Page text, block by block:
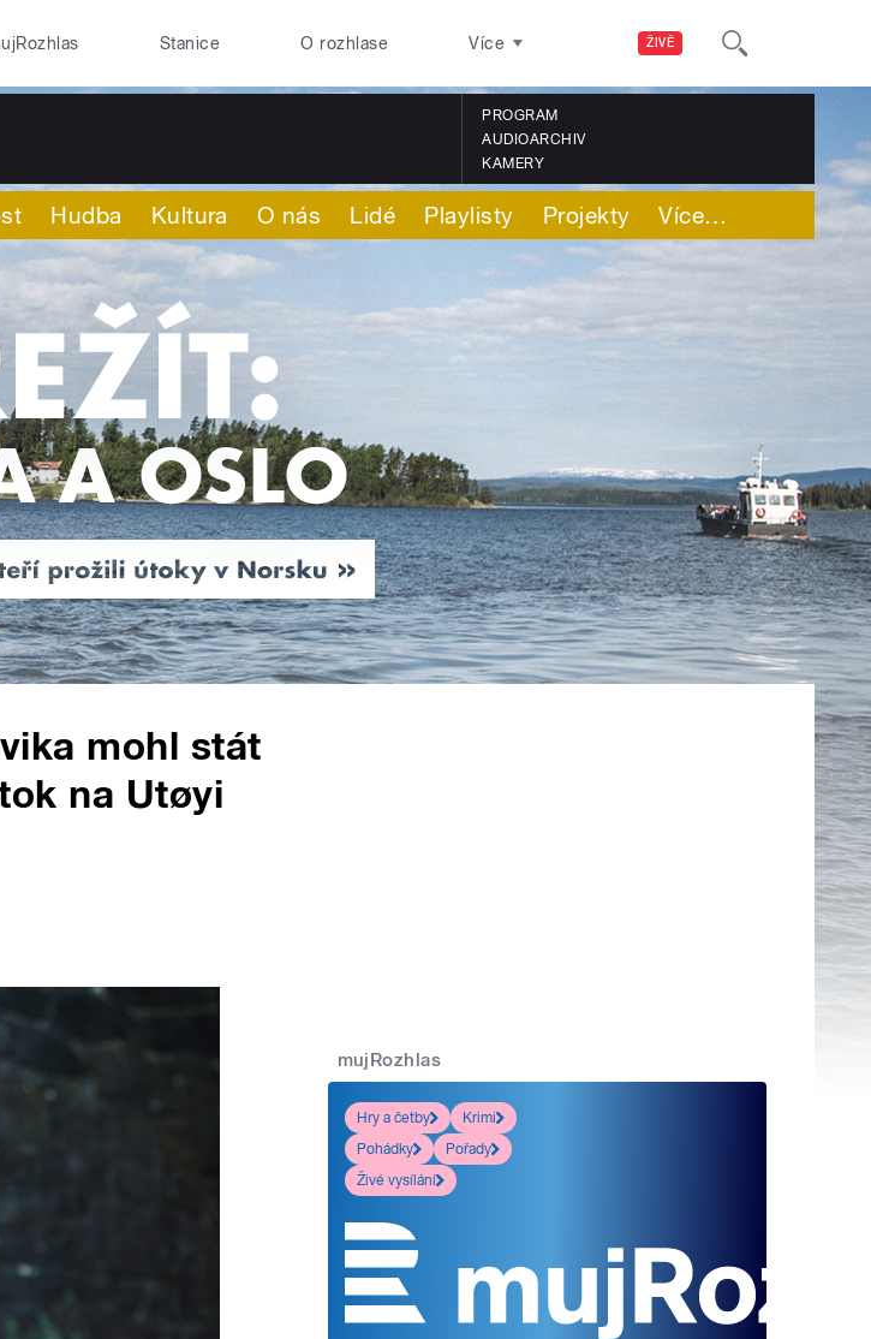
ŽIVĚ
Stanice O rozhlase Více
PROGRAM
AUDIOARCHIV
KAMERY
Hudba Kultura O nás Lidé Playlisty Projekty Více…
mohl stát
na Utøyi
mujRozhlas
Hry a četby
Krimi
Pohádky
Pořady
Živé vysílání